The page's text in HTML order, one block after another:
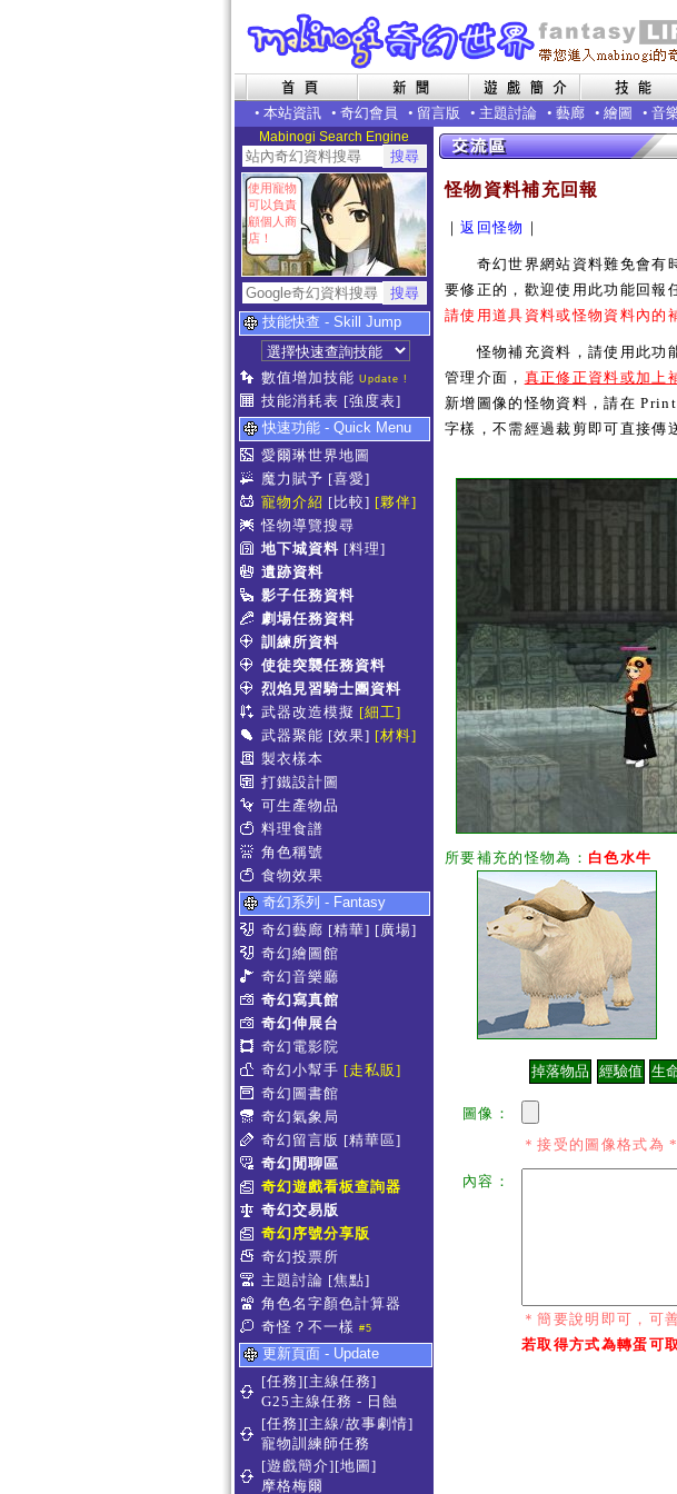
• 本站資訊 • 奇幻會員 • 留言版 • 主題討論 • 藝廊 • 繪圖 • 音
Mabinogi Search Engine
使用寵物
可以負責
顧個人商
店！
技能快查 - Skill Jump
數值增加技能 Update !
技能消耗表 [強度表]
快速功能 - Quick Menu
愛爾琳世界地圖
魔力賦予 [喜愛]
寵物介紹 [比較] [夥伴]
怪物導覽搜尋
地下城資料 [料理]
遺跡資料
影子任務資料
劇場任務資料
訓練所資料
使徒突襲任務資料
烈焰見習騎士團資料
武器改造模擬 [細工]
武器聚能 [效果] [材料]
製衣樣本
打鐵設計圖
可生產物品
料理食譜
角色稱號
食物效果
奇幻系列 - Fantasy
奇幻藝廊 [精華] [廣場]
奇幻繪圖館
奇幻音樂廳
奇幻寫真館
奇幻伸展台
奇幻電影院
奇幻小幫手 [走私販]
奇幻圖書館
奇幻氣象局
奇幻留言版 [精華區]
奇幻閒聊區
奇幻遊戲看板查詢器
奇幻交易版
奇幻序號分享版
奇幻投票所
主題討論 [焦點]
角色名字顏色計算器
奇怪？不一樣 #5
更新頁面 - Update
[任務][主線任務]
G25主線任務 - 日蝕
[任務][主線/故事劇情]
寵物訓練師任務
[遊戲簡介][地圖]
摩格梅爾
怪物資料補充回報
｜返回怪物 ｜
奇幻世界網站資料難免會有時
要修正的，歡迎使用此功能回報
請使用道具資料或怪物資料內的
怪物補充資料，請使用此功能
管理介面， 真正修正資料或加上
新增圖像的怪物資料，請在
字樣，不需經過裁剪即可直接傳
所要補充的怪物為： 白色水牛
圖像：
＊接受的圖像格式
內容：
＊簡要說明即可，可
若取得方式為轉蛋可